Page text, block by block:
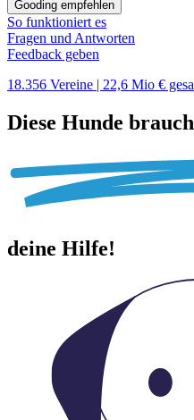
Gooding empfehlen
So funktioniert es
Fragen und Antworten
Feedback geben
18.356 Vereine | 22,6 Mio €
Diese Hunde
deine Hilfe!